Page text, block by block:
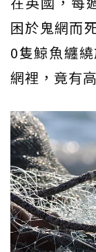
困於鬼網而
0隻鯨魚纏
網裡，竟有